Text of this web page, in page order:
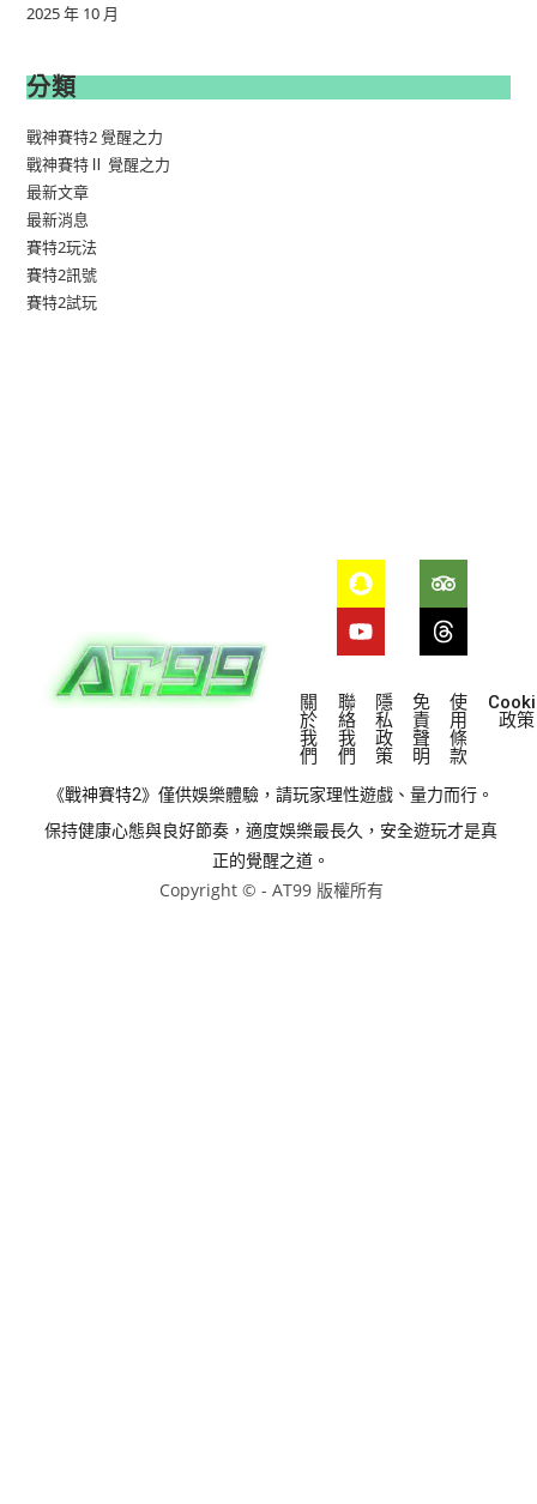
2025 年 10 月
分類
戰神賽特2 覺醒之力
戰神賽特Ⅱ 覺醒之力
最新文章
最新消息
賽特2玩法
賽特2訊號
賽特2試玩
關
於
我
們
聯
絡
我
們
隱
私
政
策
免
責
聲
明
使
用
條
款
政策
《戰神賽特2》僅供娛樂體驗，請玩家理性遊戲、量力而行。
保持健康心態與良好節奏，適度娛樂最長久，安全遊玩才是真
正的覺醒之道。
Copyright © - AT99 版權所有